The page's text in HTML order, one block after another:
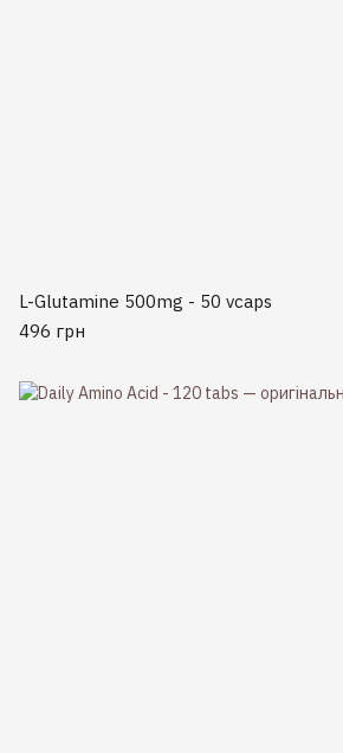
L-Glutamine 500mg - 50 vcaps
496 грн